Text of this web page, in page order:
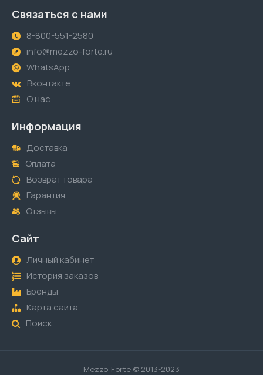
Связаться с нами
8-800-551-2580
info@mezzo-forte.ru
WhatsApp
Вконтакте
О нас
Информация
Доставка
Оплата
Возврат товара
Гарантия
Отзывы
Сайт
Личный кабинет
История заказов
Бренды
Карта сайта
Поиск
Mezzo-Forte © 2013-2023